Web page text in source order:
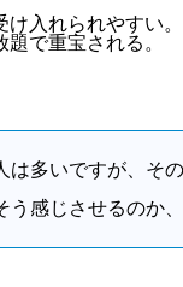
入れられやすい。
で重宝される。
は多いですが、そ
感じさせるのか